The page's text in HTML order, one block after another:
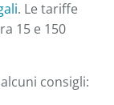
. Le tariffe
15 e 150
consigli: